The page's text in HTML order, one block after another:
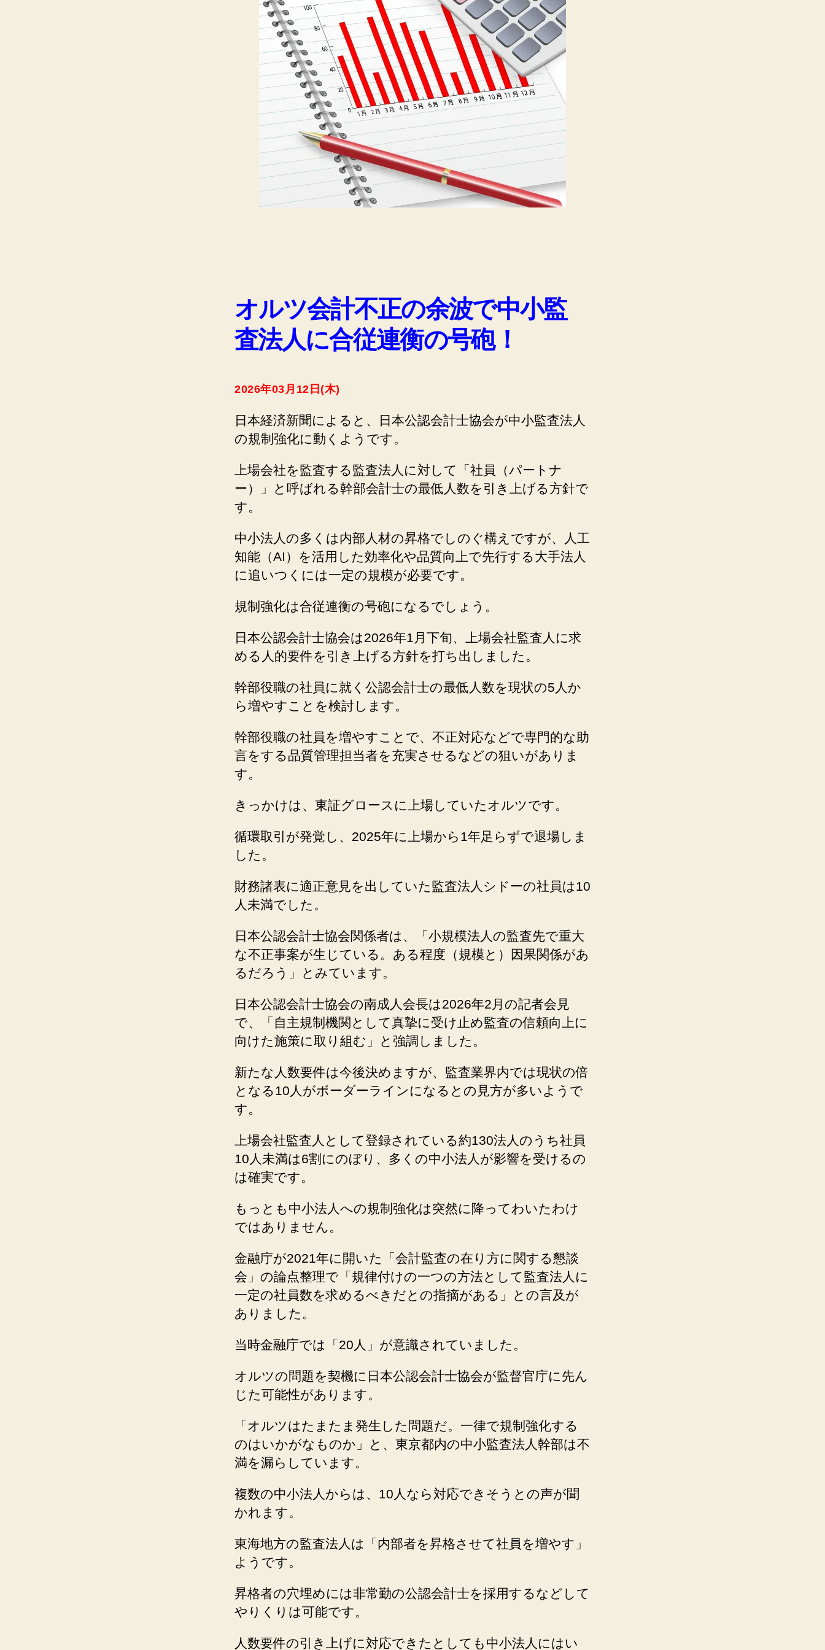
オルツ会計不正の余波で中小監
査法人に合従連衡の号砲！
2026年03月12日(木)
日本経済新聞によると、日本公認会計士協会が中小監査法人
の規制強化に動くようです。
上場会社を監査する監査法人に対して「社員（パートナ
ー）」と呼ばれる幹部会計士の最低人数を引き上げる方針で
す。
中小法人の多くは内部人材の昇格でしのぐ構えですが、人工
知能（AI）を活用した効率化や品質向上で先行する大手法人
に追いつくには一定の規模が必要です。
規制強化は合従連衡の号砲になるでしょう。
日本公認会計士協会は2026年1月下旬、上場会社監査人に求
める人的要件を引き上げる方針を打ち出しました。
幹部役職の社員に就く公認会計士の最低人数を現状の5人か
ら増やすことを検討します。
幹部役職の社員を増やすことで、不正対応などで専門的な助
言をする品質管理担当者を充実させるなどの狙いがありま
す。
きっかけは、東証グロースに上場していたオルツです。
循環取引が発覚し、2025年に上場から1年足らずで退場しま
した。
財務諸表に適正意見を出していた監査法人シドーの社員は10
人未満でした。
日本公認会計士協会関係者は、「小規模法人の監査先で重大
な不正事案が生じている。ある程度（規模と）因果関係があ
るだろう」とみています。
日本公認会計士協会の南成人会長は2026年2月の記者会見
で、「自主規制機関として真摯に受け止め監査の信頼向上に
向けた施策に取り組む」と強調しました。
新たな人数要件は今後決めますが、監査業界内では現状の倍
となる10人がボーダーラインになるとの見方が多いようで
す。
上場会社監査人として登録されている約130法人のうち社員
10人未満は6割にのぼり、多くの中小法人が影響を受けるの
は確実です。
もっとも中小法人への規制強化は突然に降ってわいたわけ
ではありません。
金融庁が2021年に開いた「会計監査の在り方に関する懇談
会」の論点整理で「規律付けの一つの方法として監査法人に
一定の社員数を求めるべきだとの指摘がある」との言及が
ありました。
当時金融庁では「20人」が意識されていました。
オルツの問題を契機に日本公認会計士協会が監督官庁に先ん
じた可能性があります。
「オルツはたまたま発生した問題だ。一律で規制強化する
のはいかがなものか」と、東京都内の中小監査法人幹部は不
満を漏らしています。
複数の中小法人からは、10人なら対応できそうとの声が聞
かれます。
東海地方の監査法人は「内部者を昇格させて社員を増やす」
ようです。
昇格者の穴埋めには非常勤の公認会計士を採用するなどして
やりくりは可能です。
人数要件の引き上げに対応できたとしても中小法人にはい